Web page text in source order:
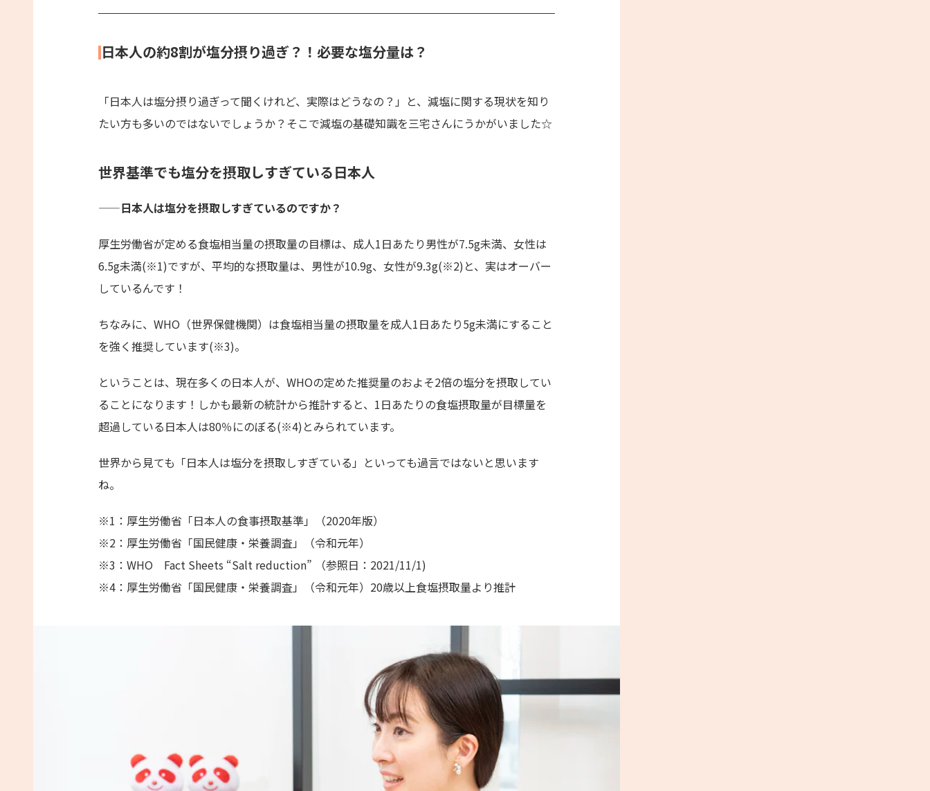
日本人の約8割が塩分摂り過ぎ？！必要な塩分量は？
「日本人は塩分摂り過ぎって聞くけれど、実際はどうなの？」と、減塩に関する現状を知り
たい方も多いのではないでしょうか？そこで減塩の基礎知識を三宅さんにうかがいました☆
世界基準でも塩分を摂取しすぎている日本人
——日本人は塩分を摂取しすぎているのですか？
厚生労働省が定める食塩相当量の摂取量の目標は、成人1日あたり男性が7.5g未満、女性は
6.5g未満(※1)ですが、平均的な摂取量は、男性が10.9g、女性が9.3g(※2)と、実はオーバー
しているんです！
ちなみに、WHO（世界保健機関）は食塩相当量の摂取量を成人1日あたり5g未満にすること
を強く推奨しています(※3)。
ということは、現在多くの日本人が、WHOの定めた推奨量のおよそ2倍の塩分を摂取してい
ることになります！しかも最新の統計から推計すると、1日あたりの食塩摂取量が目標量を
超過している日本人は80％にのぼる(※4)とみられています。
世界から見ても「日本人は塩分を摂取しすぎている」といっても過言ではないと思います
ね。
※1：厚生労働省「日本人の食事摂取基準」（2020年版）
※2：厚生労働省「国民健康・栄養調査」（令和元年）
※3：WHO Fact Sheets “Salt reduction” （参照日：2021/11/1)
※4：厚生労働省「国民健康・栄養調査」（令和元年）20歳以上食塩摂取量より推計